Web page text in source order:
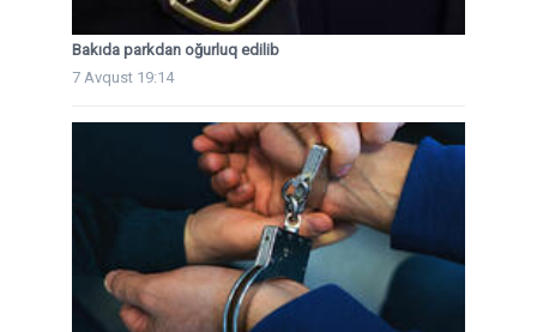
Bakıda parkdan oğurluq edilib
7 Avqust 19:14